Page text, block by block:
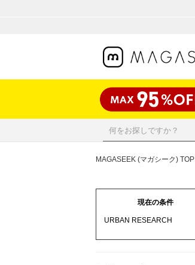
MAGASEEK (マガシーク) TOP
現在の条件
URBAN RESEARCH